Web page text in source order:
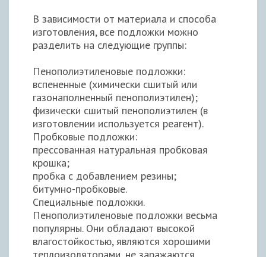
В зависимости от материала и способа
изготовления, все подложки можно
разделить на следующие группы:
Пенополиэтиленовые подложки:
вспененные (химически сшитый или
газонаполненный пенополиэтилен);
физически сшитый пенополиэтилен (в
изготовлении используется реагент).
Пробковые подложки:
прессованная натуральная пробковая
крошка;
пробка с добавлением резины;
битумно-пробковые.
Специальные подложки.
Пенополиэтиленовые подложки весьма
популярны. Они обладают высокой
влагостойкостью, являются хорошими
теплоизоляторами, не заражаются